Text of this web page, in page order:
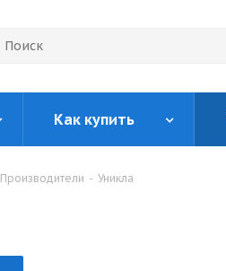
Как купить
Производители - Уникла